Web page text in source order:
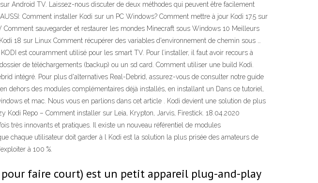
Android TV. Laissez-nous discuter de deux méthodes qui peuvent être facilement
Comment installer Kodi sur un PC Windows? Comment mettre à jour Kodi 17.5 sur
sauvegarder et restaurer les mondes Minecraft sous Windows 10 Meilleurs
18 sur Linux Comment récupérer des variables d'environnement de chemin sous …
est couramment utilisé pour les smart TV. Pour l’installer, il faut avoir recours à
de téléchargements (backup) ou un sd card. Comment utiliser une build Kodi.
intégré. Pour plus d'alternatives Real-Debrid, assurez-vous de consulter notre guide
dehors des modules complémentaires déjà installés, en installant un Dans ce tutoriel,
et mac. Nous vous en parlions dans cet article . Kodi devient une solution de plus
Repo – Comment installer sur Leia, Krypton, Jarvis, Firestick. 18.04.2020
très innovants et pratiques. Il existe un nouveau référentiel de modules
chaque utilisateur doit garder à l Kodi est la solution la plus prisée des amateurs de
à 100 %.
pour faire court) est un petit appareil plug-and-play